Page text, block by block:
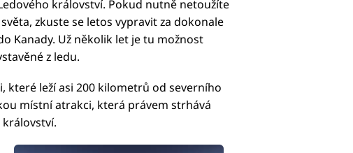
království. Pokud nutně netoužíte
zkuste se letos vypravit za dokonale
Kanady. Už několik let je tu možnost
z ledu.
které leží asi 200 kilometrů od severního
místní atrakci, která právem strhává